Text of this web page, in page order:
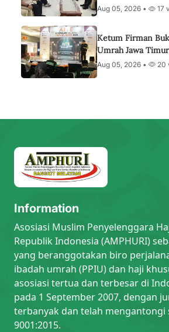
Aug 05, 2026 • 17
Ketum Firman
Umrah Jawa
Aug 05, 2026 • 20
Information
Asosiasi Muslim Penyelenggara
Republik Indonesia (AMPHURI)
yang beranggotakan biro
ibadah umrah (PPIU) dan haji
asosiasi tertua dan terbesar di
pada 1 September 2007, dengan
terbanyak dan telah mengantongi
9001:2015.